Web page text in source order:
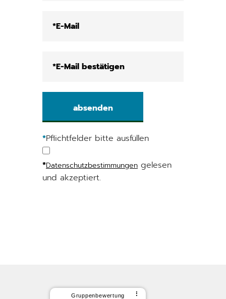
*Pflichtfelder bitte ausfüllen
*Datenschutzbestimmungen gelesen
und akzeptiert.